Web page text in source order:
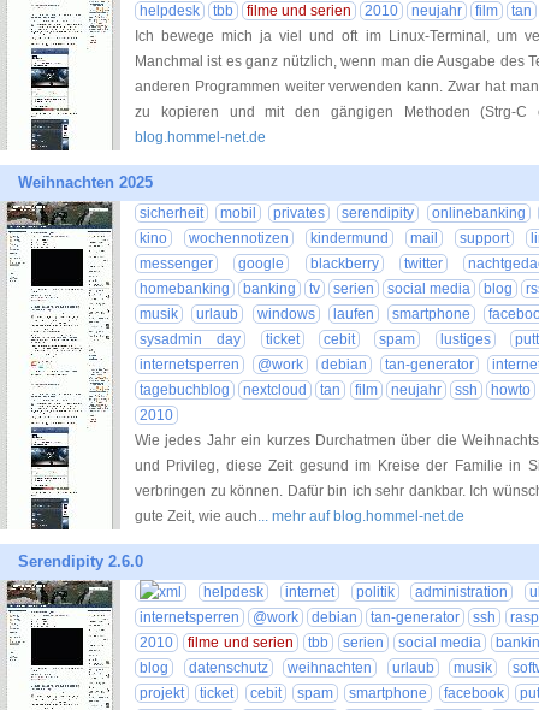
helpdesk
tbb filme und serien 2010 neujahr film
tan
Ich bewege mich ja viel und oft im Linux-Terminal, um
Manchmal ist es ganz nützlich, wenn man die Ausgabe des
anderen Programmen weiter verwenden kann. Zwar hat
zu kopieren und mit den gängigen Methoden (Strg-C
blog.hommel-net.de
Weihnachten 2025
sicherheit mobil privates serendipity
onlinebanking
kino
wochennotizen kindermund mail support
messenger
google blackberry twitter
homebanking
banking tv serien social media blog
musik
urlaub windows laufen smartphone
sysadmin day
ticket cebit spam lustiges
internetsperren
@work debian tan-generator
tagebuchblog
nextcloud tan film neujahr ssh
howto
2010
Wie jedes Jahr ein kurzes Durchatmen über die
und Privileg, diese Zeit gesund im Kreise der Familie in
verbringen zu können. Dafür bin ich sehr dankbar. Ich
gute Zeit, wie auch... mehr auf blog.hommel-net.de
Serendipity 2.6.0
helpdesk internet politik administration
internetsperren
@work debian tan-generator ssh
2010
filme und serien tbb serien social media
blog
datenschutz weihnachten urlaub musik
projekt
ticket cebit spam smartphone facebook